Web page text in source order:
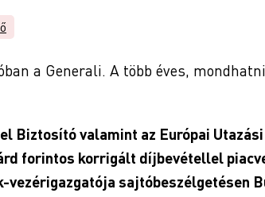
a Generali. A több éves,
Biztosító valamint az Európai
forintos korrigált díjbevétellel
vezérigazgatója sajtóbeszélgetésen